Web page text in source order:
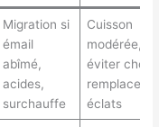
Migration si
émail
abîmé,
acides,
surchauffe
Cuisson
modérée,
éviter
remplacer si
éclats